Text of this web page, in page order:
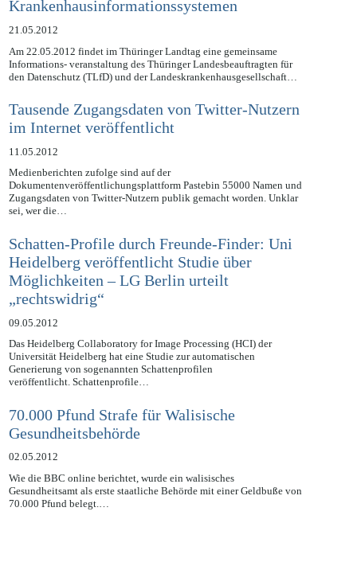
datenschutzkonformen Ausgestaltung von
Krankenhausinformationssystemen
21.05.2012
Am 22.05.2012 findet im Thüringer Landtag eine gemeinsame
Informations- veranstaltung des Thüringer Landesbeauftragten für
Tausende Zugangsdaten von Twitter-Nutzern
im Internet veröffentlicht
11.05.2012
Medienberichten zufolge sind auf der
Dokumentenveröffentlichungsplattform Pastebin 55000 Namen und
Zugangsdaten von Twitter-Nutzern publik gemacht worden. Unklar
Schatten-Profile durch Freunde-Finder: Uni
Heidelberg veröffentlicht Studie über
Möglichkeiten – LG Berlin urteilt
„rechtswidrig“
09.05.2012
Das Heidelberg Collaboratory for Image Processing (HCI) der
Universität Heidelberg hat eine Studie zur automatischen
Generierung von sogenannten Schattenprofilen
70.000 Pfund Strafe für Walisische
Gesundheitsbehörde
02.05.2012
Wie die BBC online berichtet, wurde ein walisisches
Gesundheitsamt als erste staatliche Behörde mit einer Geldbuße von